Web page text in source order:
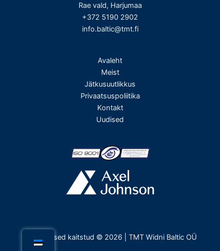
Rae vald, Harjumaa
+372 5190 2902
info.baltic@tmt.fi
Avaleht
Meist
Jätkusuutlikkus
Privaatsuspoliitika
Kontakt
Uudised
Kõik õigused kaitstud © 2026 | TMT Widni Baltic OÜ